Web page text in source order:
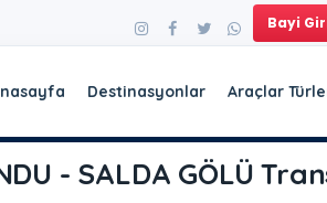
Bayi
Destinasyonlar Araçlar
- SALDA GÖLÜ